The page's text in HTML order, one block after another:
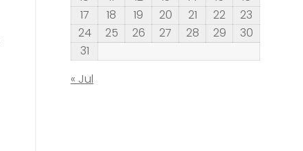
17
18 19 20 21 22
23
24
25 26 27 28 29
30
31
« Jul